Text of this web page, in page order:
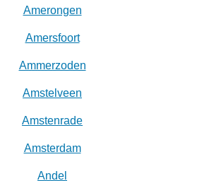
Amerongen
Amersfoort
Ammerzoden
Amstelveen
Amstenrade
Amsterdam
Andel